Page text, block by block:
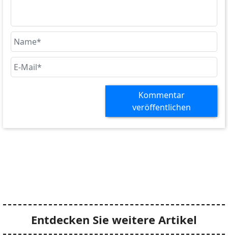
Kommentar
veröffentlichen
Entdecken Sie weitere Artikel